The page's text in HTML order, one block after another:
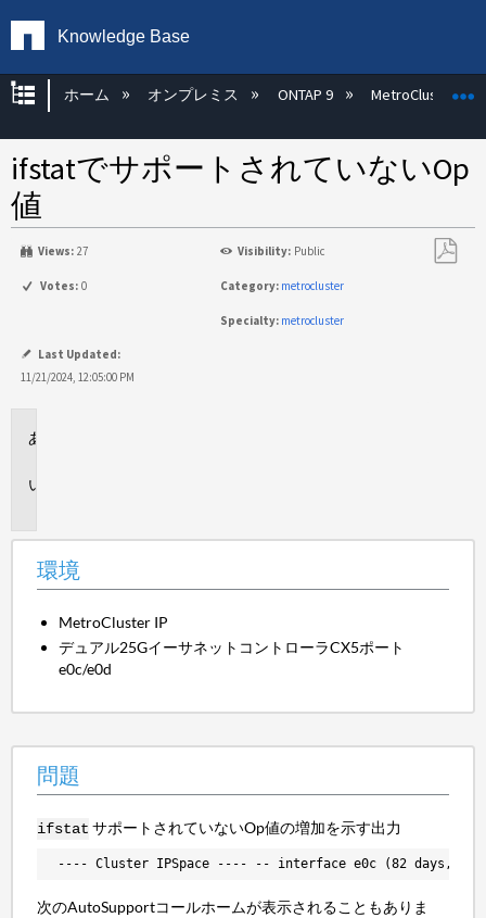
Knowledge Base
グローバル階層を展開/折りたたむ
ホーム オンプレミス ONTAP 9 MetroCluster
ifstatでサポートされていないOp
値
Views: 27 Visibility: Public
Votes: 0 Category: metrocluster
Specialty: metrocluster
Last Updated:
11/21/2024, 12:05:00 PM
環境
MetroCluster IP
デュアル25GイーサネットコントローラCX5ポート
e0c/e0d
問題
ifstat サポートされていないOp値の増加を示す出力
---- Cluster IPSpace ---- -- interface e0c (82 days, 8
次のAutoSupportコールホームが表示されることもありま